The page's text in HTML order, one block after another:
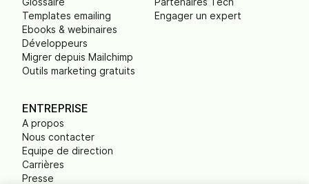
Templates emailing
Ebooks & webinaires
Développeurs
Migrer depuis Mailchimp
Outils marketing gratuits
Engager un expert
ENTREPRISE
A propos
Nous contacter
Equipe de direction
Carrières
Presse